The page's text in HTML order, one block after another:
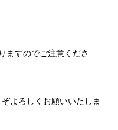
ますのでご注意くださ
よろしくお願いいたしま